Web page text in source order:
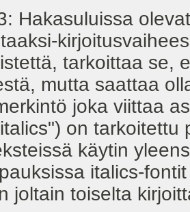
Hakasuluissa
tarkoittaa se,
mutta saattaa
joka viittaa
on
käytin
italics-
joltain toiselta